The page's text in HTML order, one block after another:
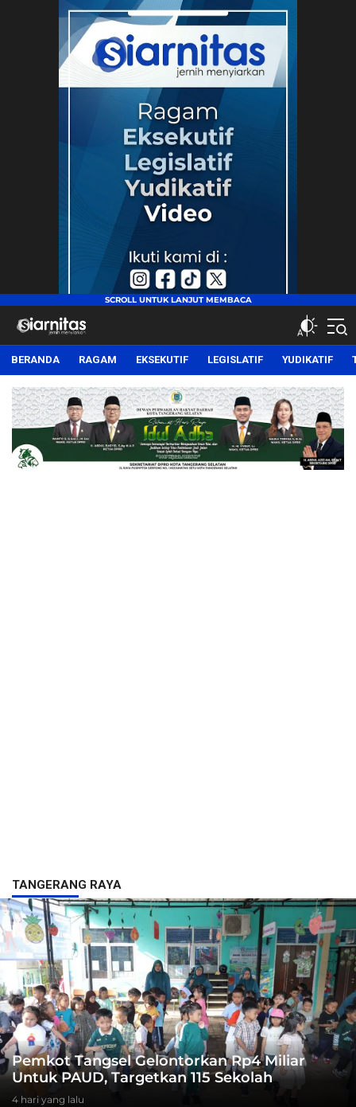
siarnitas
Jernih Menyiarkan
BERANDA RAGAM EKSEKUTIF LEGISLATIF YUDIKATIF
TANGERANG RAYA
Pemkot Tangsel Gelontorkan Rp4 Miliar
Untuk PAUD, Targetkan 115 Sekolah
4 hari yang lalu